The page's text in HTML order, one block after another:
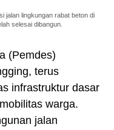
jalan lingkungan rabat beton di
selesai dibangun.
(Pemdes)
terus
infrastruktur dasar
warga.
jalan